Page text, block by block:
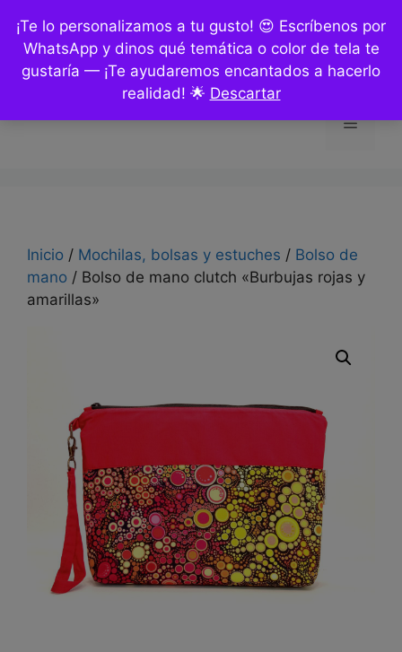
¡Te lo personalizamos a tu gusto! 😍 Escríbenos por
WhatsApp y dinos qué temática o color de tela te
gustaría — ¡Te ayudaremos encantados a hacerlo
realidad! 🌟 Descartar
contenido
Menú
Inicio / Mochilas, bolsas y estuches / Bolso de
mano / Bolso de mano clutch «Burbujas rojas y
amarillas»